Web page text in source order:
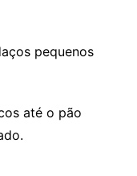
pequenos
até o pão